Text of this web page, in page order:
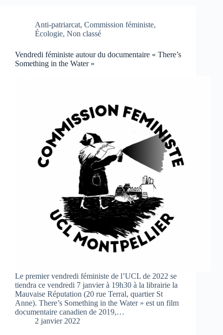
Anti-patriarcat, Commission féministe,
Écologie, Non classé
Vendredi féministe autour du documentaire « There’s
Something in the Water »
Le premier vendredi féministe de l’UCL de 2022 se
tiendra ce vendredi 7 janvier à 19h30 à la librairie la
Mauvaise Réputation (20 rue Terral, quartier St
Anne). There’s Something in the Water » est un film
documentaire canadien de 2019,…
2 janvier 2022